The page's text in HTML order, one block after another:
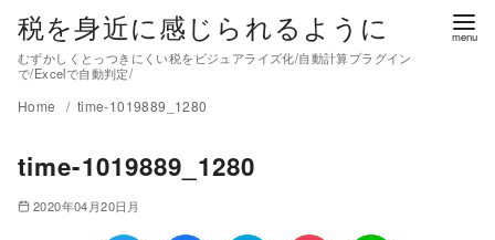
税を身近に感じられるように
むずかしくとっつきにくい税をビジュアライズ化/自動計算プラグイン
で/Excelで自動判定/
Home time-1019889_1280
time-1019889_1280
2020年04月20日月